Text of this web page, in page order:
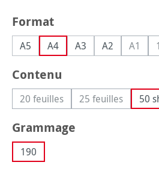
Sélectionnez
Format
A5 A4 A3 A2 A1
Sélectionnez
Contenu
20 feuilles(Cette option n'est pas
25 feuilles(Cette option
50
Sélectionnez
Grammage
190